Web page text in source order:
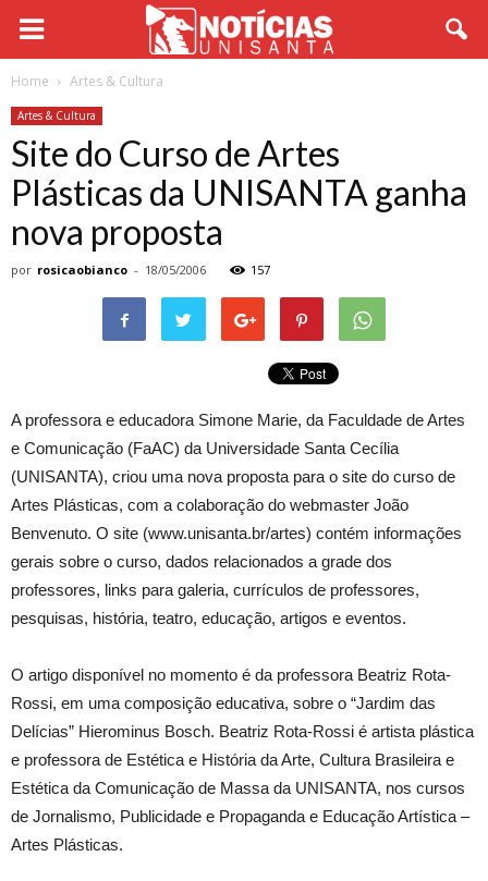
Home Artes & Cultura
Artes & Cultura
Site do Curso de Artes
Plásticas da UNISANTA ganha
nova proposta
por rosicaobianco - 18/05/2006 157
A professora e educadora Simone Marie, da Faculdade de Artes
e Comunicação (FaAC) da Universidade Santa Cecília
(UNISANTA), criou uma nova proposta para o site do curso de
Artes Plásticas, com a colaboração do webmaster João
Benvenuto. O site (www.unisanta.br/artes) contém informações
gerais sobre o curso, dados relacionados a grade dos
professores, links para galeria, currículos de professores,
pesquisas, história, teatro, educação, artigos e eventos.
O artigo disponível no momento é da professora Beatriz Rota-
Rossi, em uma composição educativa, sobre o “Jardim das
Delícias” Hierominus Bosch. Beatriz Rota-Rossi é artista plástica
e professora de Estética e História da Arte, Cultura Brasileira e
Estética da Comunicação de Massa da UNISANTA, nos cursos
de Jornalismo, Publicidade e Propaganda e Educação Artística –
Artes Plásticas.